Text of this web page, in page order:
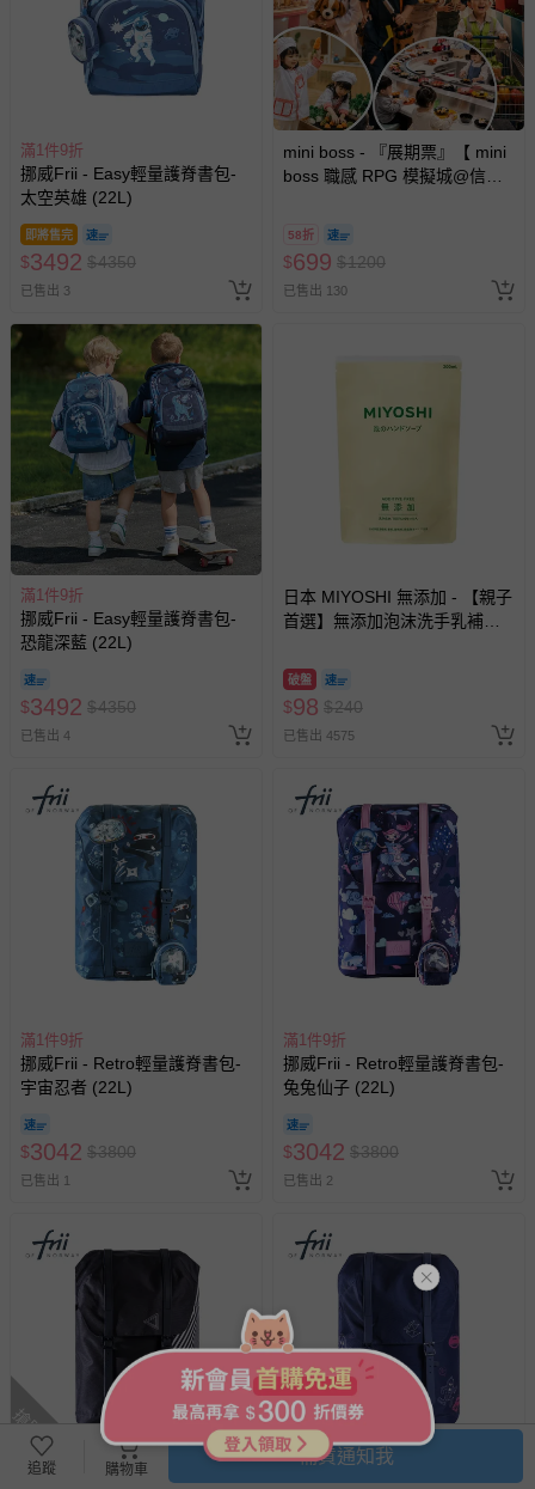
滿1件9折
挪威Frii - Easy輕量護脊書包-
太空英雄 (22L)
即將售完
$3492 $4350
已售出 3
mini boss - 『展期票』【 mini
boss 職感 RPG 模擬城@信義
換，依現場梯次安排入場，逾
期作廢) (兒童票(2歲以上)贈一
名陪伴成人)
58折
$699 $1200
已售出 130
滿1件9折
挪威Frii - Easy輕量護脊書包-
恐龍深藍 (22L)
$3492 $4350
已售出 4
日本 MIYOSHI 無添加 - 【親子
首選】無添加泡沫洗手乳補充
破盤
$98 $240
已售出 4575
滿1件9折
挪威Frii - Retro輕量護脊書包-
宇宙忍者 (22L)
$3042 $3800
已售出 1
滿1件9折
挪威Frii - Retro輕量護脊書包-
兔兔仙子 (22L)
$3042 $3800
已售出 2
搶購一空
滿1件9折
追蹤 購物車
補貨通知我